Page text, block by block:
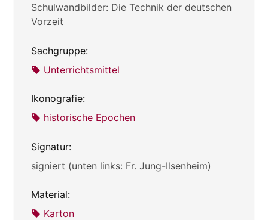
Schulwandbilder: Die Technik der deutschen
Vorzeit
Sachgruppe:
Unterrichtsmittel
Ikonografie:
historische Epochen
Signatur:
signiert (unten links: Fr. Jung-Ilsenheim)
Material:
Karton